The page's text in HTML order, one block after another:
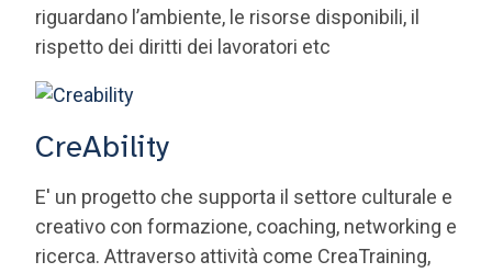
riguardano l’ambiente, le risorse disponibili, il
rispetto dei diritti dei lavoratori etc
CreAbility
E' un progetto che supporta il settore culturale e
creativo con formazione, coaching, networking e
ricerca. Attraverso attività come CreaTraining,